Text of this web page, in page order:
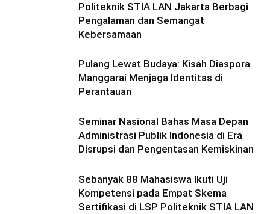
Politeknik STIA LAN Jakarta Berbagi
Pengalaman dan Semangat
Kebersamaan
Pulang Lewat Budaya: Kisah Diaspora
Manggarai Menjaga Identitas di
Perantauan
Seminar Nasional Bahas Masa Depan
Administrasi Publik Indonesia di Era
Disrupsi dan Pengentasan Kemiskinan
Sebanyak 88 Mahasiswa Ikuti Uji
Kompetensi pada Empat Skema
Sertifikasi di LSP Politeknik STIA LAN